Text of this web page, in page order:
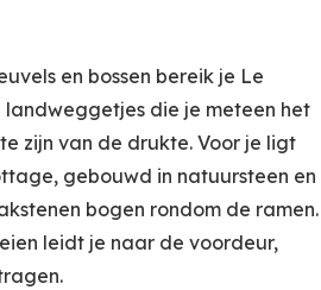
en bossen bereik je Le
die je meteen het
zijn van de drukte. Voor je ligt
gebouwd in natuursteen en
bogen rondom de ramen.
leidt je naar de voordeur,